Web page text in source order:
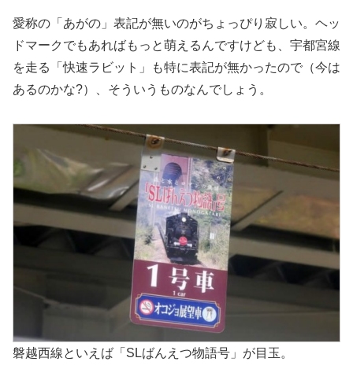
愛称の「あがの」表記が無いのがちょっぴり寂しい。ヘッ
ドマークでもあればもっと萌えるんですけども、宇都宮線
を走る「快速ラビット」も特に表記が無かったので（今は
あるのかな?）、そういうものなんでしょう。
磐越西線といえば「SLばんえつ物語号」が目玉。